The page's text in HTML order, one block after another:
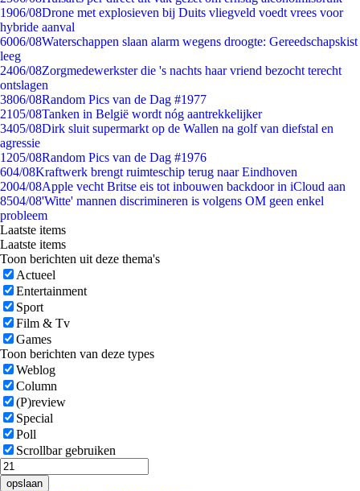
1906/08Drone met explosieven bij Duits vliegveld voedt vrees voor
hybride aanval
6006/08Waterschappen slaan alarm wegens droogte: Gereedschapskist
leeg
2406/08Zorgmedewerkster die 's nachts haar vriend bezocht terecht
ontslagen
3806/08Random Pics van de Dag #1977
2105/08Tanken in België wordt nóg aantrekkelijker
3405/08Dirk sluit supermarkt op de Wallen na golf van diefstal en
agressie
1205/08Random Pics van de Dag #1976
604/08Kraftwerk brengt ruimteschip terug naar Eindhoven
2004/08Apple vecht Britse eis tot inbouwen backdoor in iCloud aan
8504/08'Witte' mannen discrimineren is volgens OM geen enkel
probleem
Laatste items
Laatste items
Toon berichten uit deze thema's
Actueel
Entertainment
Sport
Film & Tv
Games
Toon berichten van deze types
Weblog
Column
(P)review
Special
Poll
Scrollbar gebruiken
opslaan